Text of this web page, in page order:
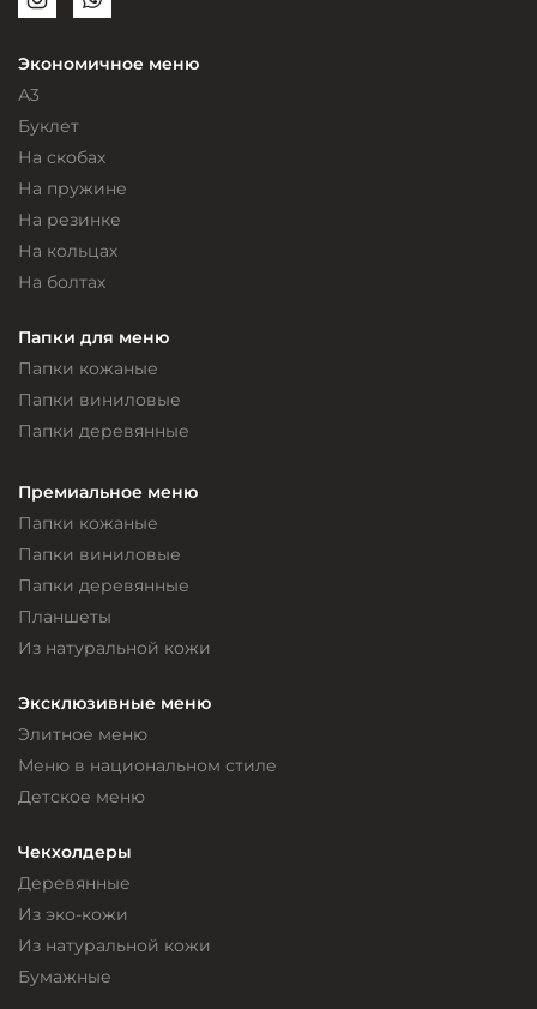
Экономичное меню
А3
Буклет
На скобах
На пружине
На резинке
На кольцах
На болтах
Папки для меню
Папки кожаные
Папки виниловые
Папки деревянные
Премиальное меню
Папки кожаные
Папки виниловые
Папки деревянные
Планшеты
Из натуральной кожи
Эксклюзивные меню
Элитное меню
Меню в национальном стиле
Детское меню
Чекхолдеры
Деревянные
Из эко-кожи
Из натуральной кожи
Бумажные